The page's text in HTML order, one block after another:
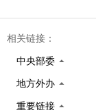
相关链接：
中央部委
地方外办
重要链接